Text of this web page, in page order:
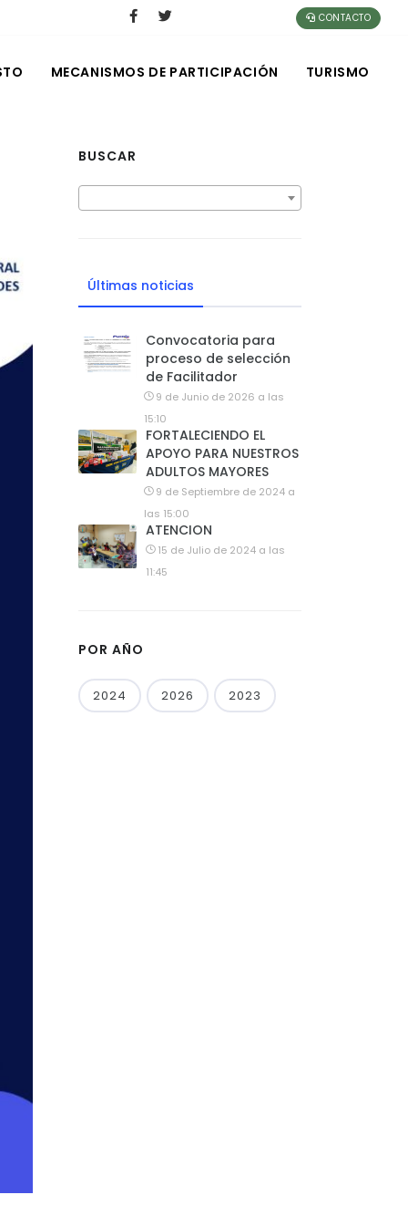
CONTACTO
MECANISMOS DE PARTICIPACIÓN TURISMO
BUSCAR
Últimas noticias
Convocatoria para
proceso de selección
de Facilitador
9 de Junio de 2026 a las
15:10
FORTALECIENDO EL
APOYO PARA NUESTROS
ADULTOS MAYORES
9 de Septiembre de 2024 a
las 15:00
ATENCION
15 de Julio de 2024 a las
11:45
POR AÑO
2024 2026 2023